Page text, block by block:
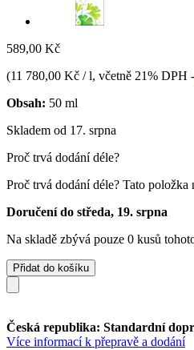
589,00 Kč
(11 780,00 Kč / l, včetně 21% DPH -
Obsah: 50 ml
Skladem od 17. srpna
Proč trvá dodání déle?
Proč trvá dodání déle? Tato položka
Doručení do středa, 19. srpna
Na skladě zbývá pouze 0 kusů
Přidat do košíku
Česká republika: Standardní
Více informací k přepravě a dodání